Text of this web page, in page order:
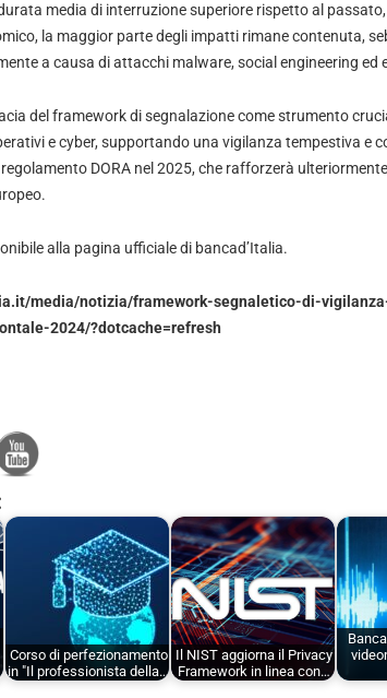
media di interruzione superiore rispetto al
la maggior parte degli impatti rimane contenuta,
a causa di attacchi malware, social engineering ed
del framework di segnalazione come strumento
e cyber, supportando una vigilanza tempestiva e
DORA nel 2025, che rafforzerà
alla pagina ufficiale di bancad’Italia.
media/notizia/framework-segnaletico-di-
2024/?dotcache=refresh
Corso di perfezionamento
in "Il professionista della…
Il NIST aggiorna il Privacy
Framework in linea con…